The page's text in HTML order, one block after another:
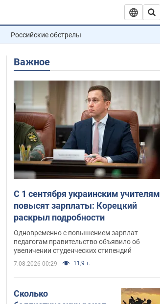
Российские обстрелы
Важное
С 1 сентября украинским учителям
повысят зарплаты: Корецкий
раскрыл подробности
Одновременно с повышением зарплат
педагогам правительство объявило об
увеличении студенческих стипендий
7.08.2026 00:29 11,9 т.
Сколько